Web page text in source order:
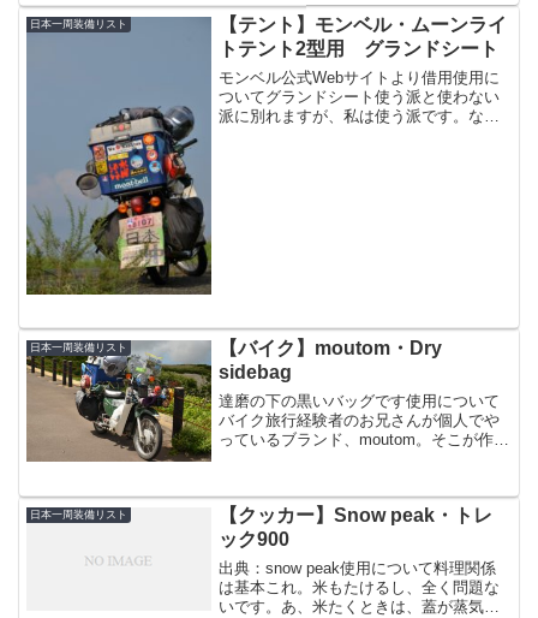
が特段すごい...
日本一周装備リスト
【テント】モンベル・ムーンライ
トテント2型用 グランドシート
モンベル公式Webサイトより借用使用に
ついてグランドシート使う派と使わない
派に別れますが、私は使う派です。なぜ
日本一周装備リスト
【バイク】moutom・Dry
sidebag
達磨の下の黒いバッグです使用について
バイク旅行経験者のお兄さんが個人でや
っているブランド、moutom。そこが作っ
なるんだよね。当時少しでも初期費用を
抑えたい貧乏学生だ...
日本一周装備リスト
【クッカー】Snow peak・トレ
ック900
出典：snow peak使用について料理関係
は基本これ。米もたけるし、全く問題な
いです。あ、米たくときは、蓋が蒸気で